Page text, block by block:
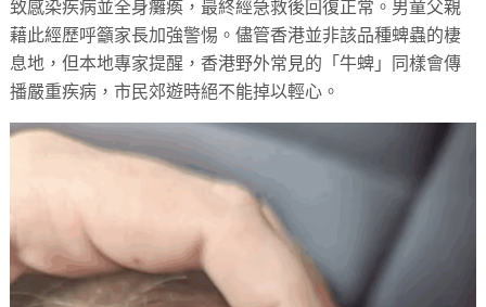
致感染疾病並全身癱瘓，最終經急救後回復正常。男童父親
藉此經歷呼籲家長加強警惕。儘管香港並非該品種蜱蟲的棲
息地，但本地專家提醒，香港野外常見的「牛蜱」同樣會傳
播嚴重疾病，市民郊遊時絕不能掉以輕心。